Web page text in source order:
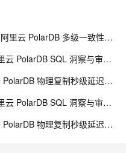
数据库分布式缓存一致性怎么保证？阿里云 PolarDB 多级一致性架构解析
数据库 SQL 审计功能有什么用？阿里云 PolarDB SQL 洞察与审计解析
物理复制比逻辑复制好在哪？阿里云 PolarDB 物理复制秒级延迟解析
数据库 SQL 审计功能有什么用？阿里云 PolarDB SQL 洞察与审计解析
物理复制比逻辑复制好在哪？阿里云 PolarDB 物理复制秒级延迟解析